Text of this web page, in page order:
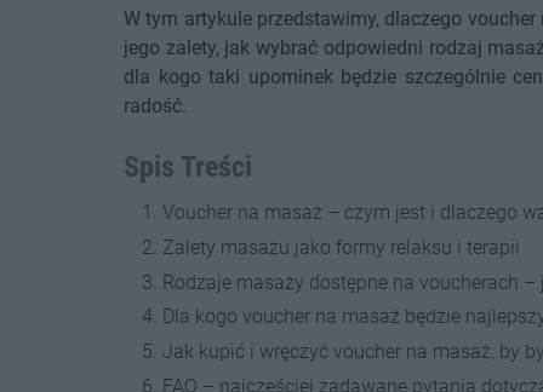
W tym artykule przedstawimy, dlaczego
jego zalety, jak wybrać odpowiedni rodzaj
dla kogo taki upominek będzie szczególnie
radość.
Spis Treści
Voucher na masaż – czym jest i dlaczego
Zalety masażu jako formy relaksu i terapii
Rodzaje masaży dostępne na voucherach
Dla kogo voucher na masaż będzie
Jak kupić i wręczyć voucher na masaż, by
FAQ – najczęściej zadawane pytania